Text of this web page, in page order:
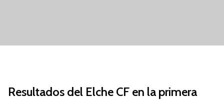
Resultados del Elche CF en la primera